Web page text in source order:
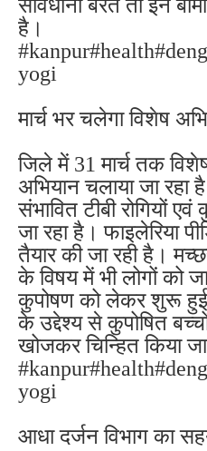
सावधानी बरतें तो इन
है।
yogi
मार्च भर चलेगा विशेष
जिले में 31 मार्च तक
अभियान चलाया जा रहा
संभावित टीबी रोगियों
जा रहा है। फाइलेरिया
तैयार की जा रही है।
के विषय में भी लोगों को
कुपोषण को लेकर शुरू
के उद्देश्य से कुपोषित
खोजकर चिन्हित किया
yogi
आधा दर्जन विभाग का